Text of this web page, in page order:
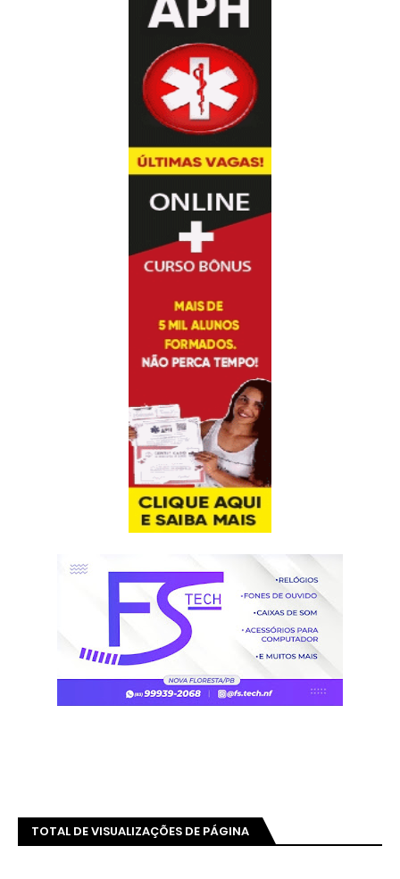
TOTAL DE VISUALIZAÇÕES DE PÁGINA